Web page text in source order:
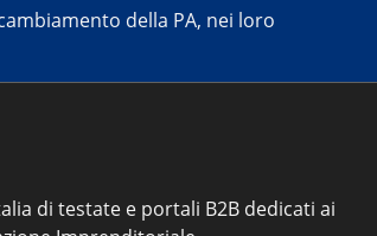
della PA, nei loro
di testate e portali B2B dedicati ai